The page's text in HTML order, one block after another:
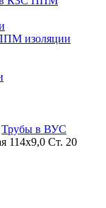
изоляции
Трубы в ВУС
114х9,0 Ст. 20